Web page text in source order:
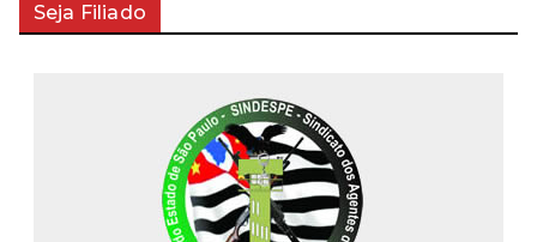
Seja Filiado